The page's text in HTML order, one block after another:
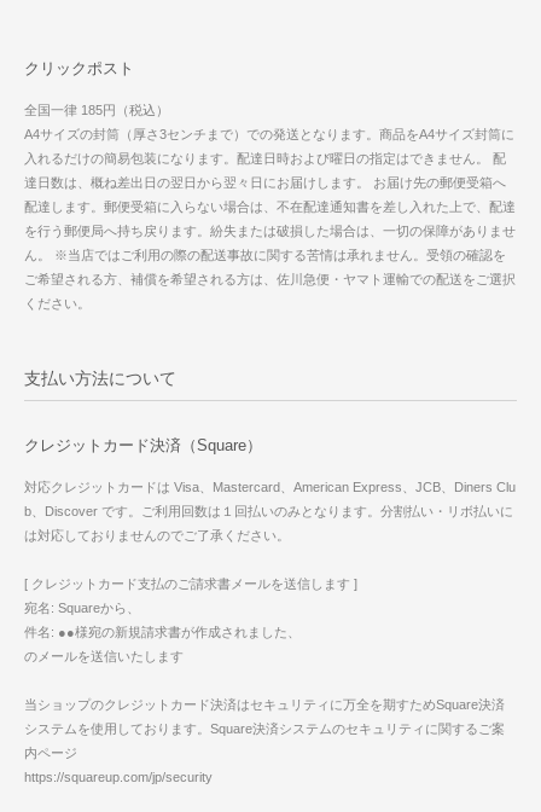
クリックポスト
全国一律 185円（税込）
A4サイズの封筒（厚さ3センチまで）での発送となります。商品をA4サイズ封筒に
入れるだけの簡易包装になります。配達日時および曜日の指定はできません。 配
達日数は、概ね差出日の翌日から翌々日にお届けします。 お届け先の郵便受箱へ
配達します。郵便受箱に入らない場合は、不在配達通知書を差し入れた上で、配達
を行う郵便局へ持ち戻ります。紛失または破損した場合は、一切の保障がありませ
ん。 ※当店ではご利用の際の配送事故に関する苦情は承れません。受領の確認を
ご希望される方、補償を希望される方は、佐川急便・ヤマト運輸での配送をご選択
ください。
支払い方法について
クレジットカード決済（Square）
対応クレジットカードは Visa、Mastercard、American Express、JCB、Diners Clu
b、Discover です。ご利用回数は１回払いのみとなります。分割払い・リボ払いに
は対応しておりませんのでご了承ください。
[ クレジットカード支払のご請求書メールを送信します ]
宛名: Squareから、
件名: ●●様宛の新規請求書が作成されました、
のメールを送信いたします
当ショップのクレジットカード決済はセキュリティに万全を期すためSquare決済
システムを使用しております。Square決済システムのセキュリティに関するご案
内ページ
https://squareup.com/jp/security